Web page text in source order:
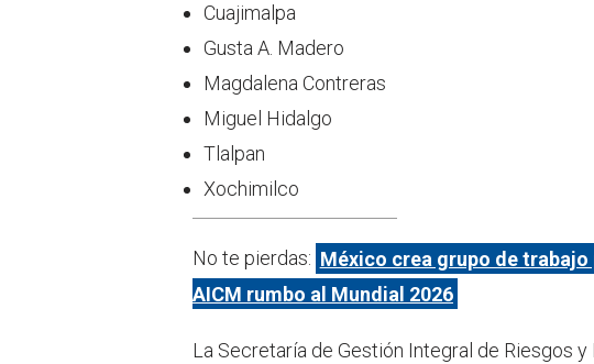
Cuajimalpa
Gusta A. Madero
Magdalena Contreras
Miguel Hidalgo
Tlalpan
Xochimilco
No te pierdas: México crea grupo de
AICM rumbo al Mundial 2026
La Secretaría de Gestión Integral de Riesgos